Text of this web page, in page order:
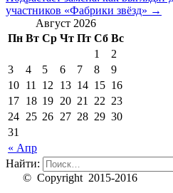
участников «Фабрики звёзд» →
Август 2026
Пн Вт Ср Чт Пт Сб Вс
« Апр
1
2
3
4 5 6 7 8
9
10 11 12 13 14 15 16
17 18 19 20 21 22 23
24 25 26 27 28 29 30
31
Найти:
© Copyright 2015-2016